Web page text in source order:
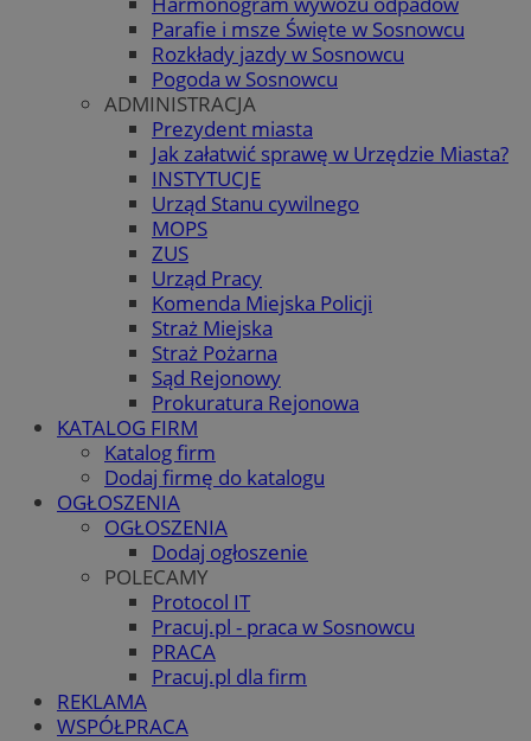
Parafie i msze Święte w Sosnowcu
Rozkłady jazdy w Sosnowcu
Pogoda w Sosnowcu
ADMINISTRACJA
Prezydent miasta
Jak załatwić sprawę w Urzędzie Miasta?
INSTYTUCJE
Urząd Stanu cywilnego
MOPS
ZUS
Urząd Pracy
Komenda Miejska Policji
Straż Miejska
Straż Pożarna
Sąd Rejonowy
Prokuratura Rejonowa
KATALOG FIRM
Katalog firm
Dodaj firmę do katalogu
OGŁOSZENIA
OGŁOSZENIA
Dodaj ogłoszenie
POLECAMY
Protocol IT
Pracuj.pl - praca w Sosnowcu
PRACA
Pracuj.pl dla firm
REKLAMA
WSPÓŁPRACA